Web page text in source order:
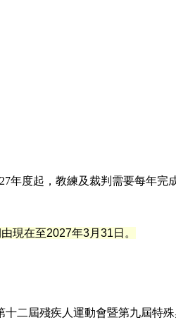
年度起，教練及裁判需要每年完
現在至2027年3月31日。
二屆殘疾人運動會暨第九屆特